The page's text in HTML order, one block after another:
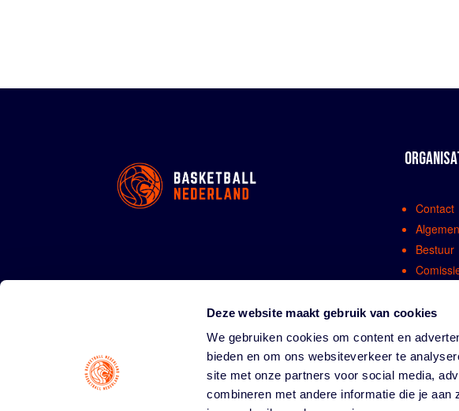
Deze website maakt gebruik van cookies
We gebruiken cookies om content en
bieden en om ons websiteverkeer te
site met onze partners voor social media,
combineren met andere informatie die je
Contact
Bestuur
Partners
Privacy